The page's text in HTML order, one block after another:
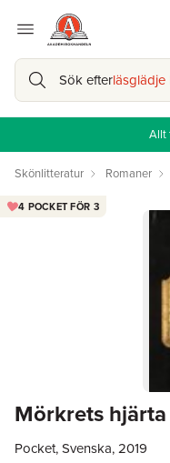
Sök efter
Allt
Skönlitteratur Romaner
Mörkrets hjärta
4 POCKET FÖR 3
Pocket, Svenska, 2019